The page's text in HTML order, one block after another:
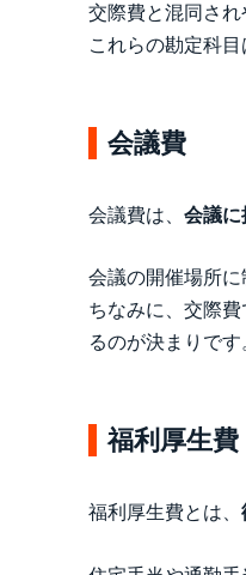
交際費と混同され
これらの勘定科
会議費
会議費は、 会議に
会議の開催場所
ちなみに、交際
るのが決まりです
福利厚生費
福利厚生費とは、